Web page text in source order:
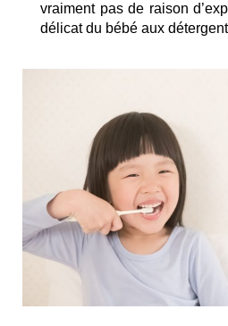
vraiment pas de raison
délicat du bébé aux